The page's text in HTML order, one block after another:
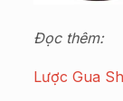
Đọc thêm:
Lược Gua